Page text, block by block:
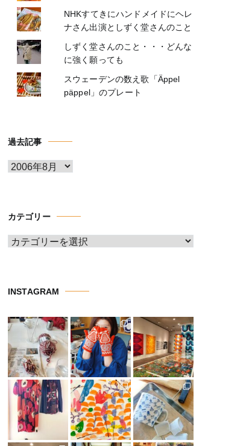
NHKすてきにハンドメイドにヘレ
ナさん出演としずく堂さんのこと
しずく堂さんのこと・・・どんな
に強く願っても
スウェーデンの数え歌「Äppel
päppel」のプレート
過去記事
ア
ブ
カテゴリー
カ
ー
INSTAGRAM